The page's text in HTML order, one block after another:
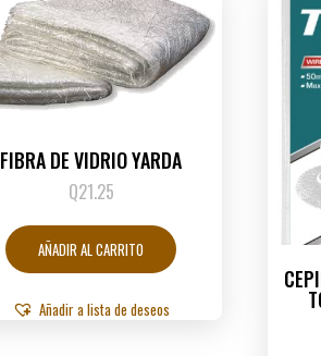
FIBRA DE VIDRIO YARDA
Q21.25
AÑADIR AL CARRITO
Añadir a lista de deseos